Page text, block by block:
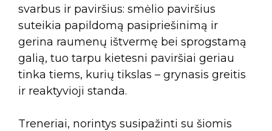
svarbus ir paviršius: smėlio paviršius
suteikia papildomą pasipriešinimą ir
gerina raumenų ištvermę bei sprogstamą
galią, tuo tarpu kietesni paviršiai geriau
tinka tiems, kurių tikslas – grynasis greitis
ir reaktyvioji standa.
Treneriai, norintys susipažinti su šiomis